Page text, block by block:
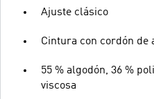
Ajuste clásico
Cintura con cordón de
55 % algodón, 36 %
viscosa